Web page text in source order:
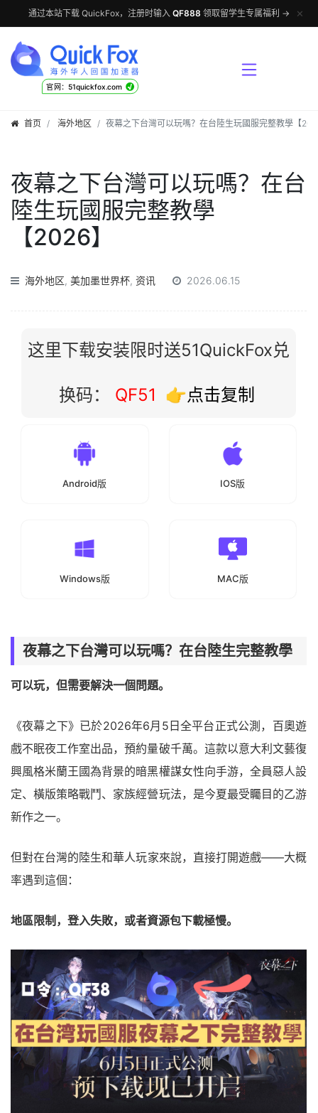
通过本站下载 QuickFox，注册时输入 QF888 领取留学生专属福利 → ✕
官网：51quickfox.com √
首页 海外地区 夜幕之下台灣可以玩嗎？在台陸生玩國服完整教學【
夜幕之下台灣可以玩嗎？在台
陸生玩國服完整教學
【2026】
海外地区, 美加墨世界杯, 资讯 2026.06.15
这里下载安装限时送51QuickFox兑
换码： QF51 👉点击复制
Android版 IOS版
Windows版 MAC版
夜幕之下台灣可以玩嗎？在台陸生完整教學
可以玩，但需要解決一個問題。
《夜幕之下》已於2026年6月5日全平台正式公測，百奧遊
戲不眠夜工作室出品，預約量破千萬。這款以意大利文藝復
興風格米蘭王國為背景的暗黑權謀女性向手游，全員惡人設
定、橫版策略戰鬥、家族經營玩法，是今夏最受矚目的乙游
新作之一。
但對在台灣的陸生和華人玩家來說，直接打開遊戲——大概
率遇到這個：
地區限制，登入失敗，或者資源包下載極慢。